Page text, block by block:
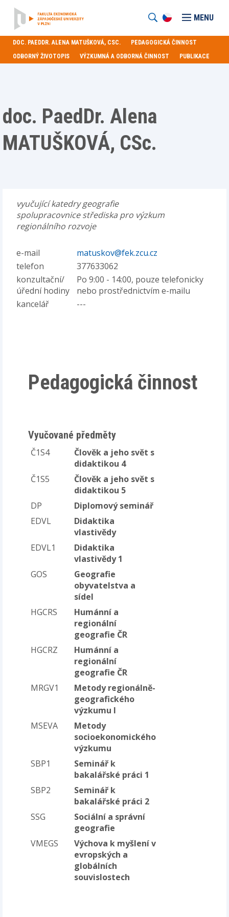
MENU
DOC. PAEDDR. ALENA MATUŠKOVÁ, CSC.
PEDAGOGICKÁ ČINNOST
ODBORNÝ ŽIVOTOPIS
VÝZKUMNÁ A ODBORNÁ ČINNOST PUBLIKACE
doc. PaedDr. Alena
MATUŠKOVÁ, CSc.
vyučující katedry geografie
spolupracovnice střediska pro výzkum
regionálního rozvoje
e-mail
matuskov@fek.zcu.cz
telefon
377633062
konzultační/
úřední hodiny
Po 9:00 - 14:00, pouze telefonicky
nebo prostřednictvím e-mailu
kancelář
---
Pedagogická činnost
Vyučované předměty
Č1S4
Člověk a jeho svět s
didaktikou 4
Č1S5
Člověk a jeho svět s
didaktikou 5
DP
Diplomový seminář
EDVL
Didaktika
vlastivědy
EDVL1
Didaktika
vlastivědy 1
GOS
Geografie
obyvatelstva a
sídel
HGCRS
Humánní a
regionální
geografie ČR
HGCRZ
Humánní a
regionální
geografie ČR
MRGV1
Metody regionálně-
geografického
výzkumu I
MSEVA
Metody
socioekonomického
výzkumu
SBP1
Seminář k
bakalářské práci 1
SBP2
Seminář k
bakalářské práci 2
SSG
Sociální a správní
geografie
VMEGS
Výchova k myšlení v
evropských a
globálních
souvislostech